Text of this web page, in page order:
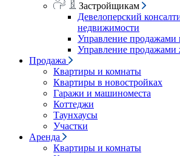
Застройщикам
Девелоперский
недвижимости
Управление продажами
Управление продажами
Продажа
Квартиры и комнаты
Квартиры в новостройках
Гаражи и машиноместа
Коттеджи
Таунхаусы
Участки
Аренда
Квартиры и комнаты